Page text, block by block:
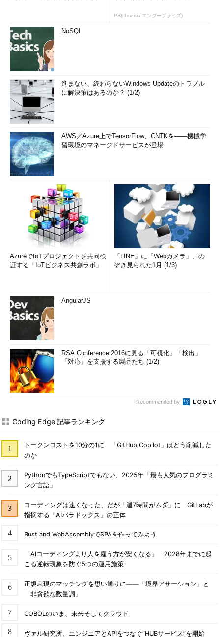
PR(ITmedia エンタープライズ)
NoSQL
進まない、終わらないWindows Updateのトラブル
に解決策はあるのか？ (1/2)
AWS／Azure上でTensorFlow、CNTKを――機械学
習環境のマネージドサービスが登場
AzureでIoTプロジェクトを共同検
証する「IoTビジネス共創ラボ」
「LINE」に「Webカメラ」、の
ぞき見られた1月 (1/3)
AngularJS
RSA Conference 2016に見る「可視化」「検出」
「対応」を支援する製品たち (1/2)
Recommended by
Coding Edge 記事ランキング
トークンコストを10分の1に 「GitHub Copilot」はどう削減した
のか
PythonでもTypeScriptでもない、2025年「最も人気のプログラミ
ング言語」
コーディングは速くなった、だが「週7時間がムダ」に GitLabが
指摘する「AIパラドックス」の正体
Rust and WebAssemblyでSPAを作ってみよう
「AIコーディングより人を雇う方が安くなる」 2028年までに起
こる逆転現象を防ぐ5つの運用施策
正規表現のマッチングを思い通りに――「境界アサーション」と
「非貪欲な数量詞」
COBOLのいま、未来そしてクラウド
ヴァル研究所、エンジニアとAPIをつなぐ“HUBサービス”を開始